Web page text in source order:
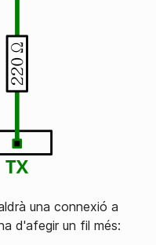
una connexió a
d'afegir un fil més: